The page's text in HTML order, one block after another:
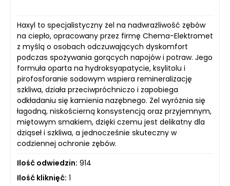
Haxyl to specjalistyczny żel na nadwrażliwość zębów
na ciepło, opracowany przez firmę Chema-Elektromet
z myślą o osobach odczuwających dyskomfort
podczas spożywania gorących napojów i potraw. Jego
formuła oparta na hydroksyapatycie, ksylitolu i
pirofosforanie sodowym wspiera remineralizację
szkliwa, działa przeciwpróchniczo i zapobiega
odkładaniu się kamienia nazębnego. Żel wyróżnia się
łagodną, niskościerną konsystencją oraz przyjemnym,
miętowym smakiem, dzięki czemu jest delikatny dla
dziąseł i szkliwa, a jednocześnie skuteczny w
codziennej ochronie zębów.
Ilość odwiedzin: 914
Ilość kliknięć: 1